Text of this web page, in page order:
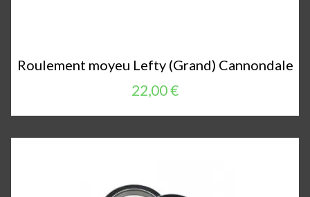
Roulement moyeu Lefty (Grand) Cannondale
22,00 €